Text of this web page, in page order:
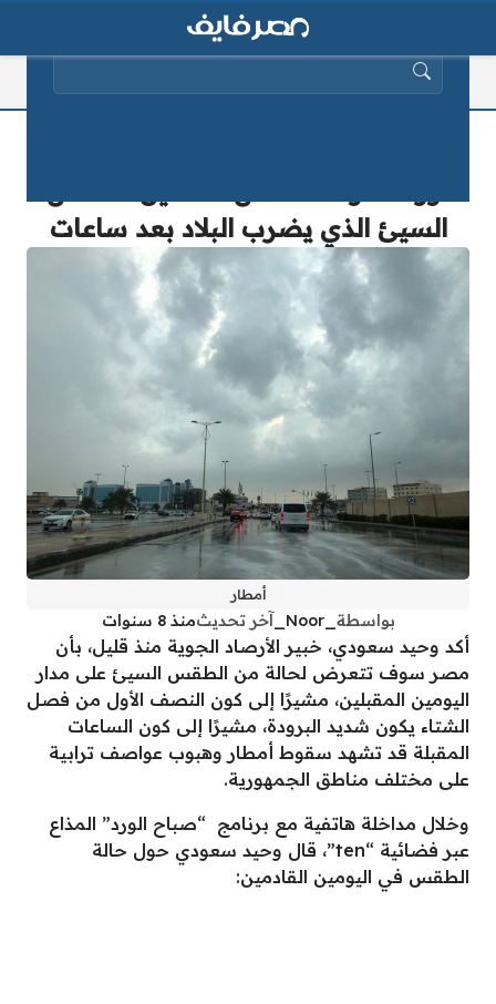
السيئ الذي يضرب البلاد بعد ساعات
أمطار
بواسطة _Noor_ آخر تحديثمنذ 8 سنوات
أكد وحيد سعودي، خبير الأرصاد الجوية منذ قليل، بأن
مصر سوف تتعرض لحالة من الطقس السيئ على مدار
اليومين المقبلين، مشيرًا إلى كون النصف الأول من فصل
الشتاء يكون شديد البرودة، مشيرًا إلى كون الساعات
المقبلة قد تشهد سقوط أمطار وهبوب عواصف ترابية
على مختلف مناطق الجمهورية.
وخلال مداخلة هاتفية مع برنامج “صباح الورد” المذاع
عبر فضائية “ten”، قال وحيد سعودي حول حالة
الطقس في اليومين القادمين:
البحث عن: